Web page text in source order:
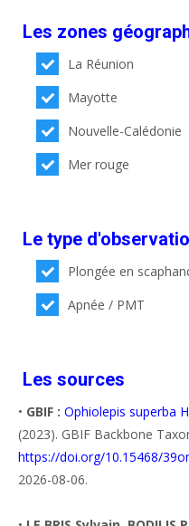
Les zones
La Réunion
Mayotte
Nouvelle-Calédonie
Mer rouge
Le type
Plongée en
Apnée / PMT
Les sources
• GBIF : Ophiolepis superba
(2023). GBIF Backbone
https://doi.org/10.15468/
2026-08-06.